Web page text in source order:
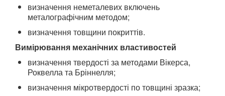
визначення неметалевих включень
металографічним методом;
визначення товщини покриттів.
Вимірювання механічних властивостей
визначення твердості за методами Вікерса,
Роквелла та Бріннелля;
визначення мікротвердості по товщині зразка;